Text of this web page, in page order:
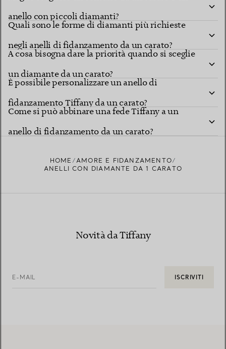
anello con piccoli diamanti?
Quali sono le forme di diamanti più richieste
negli anelli di fidanzamento da un carato?
A cosa bisogna dare la priorità quando si sceglie
un diamante da un carato?
È possibile personalizzare un anello di
fidanzamento Tiffany da un carato?
Come si può abbinare una fede Tiffany a un
anello di fidanzamento da un carato?
HOME
AMORE E FIDANZAMENTO
ANELLI CON DIAMANTE DA 1 CARATO
Novità da Tiffany
E-MAIL ISCRIVITI